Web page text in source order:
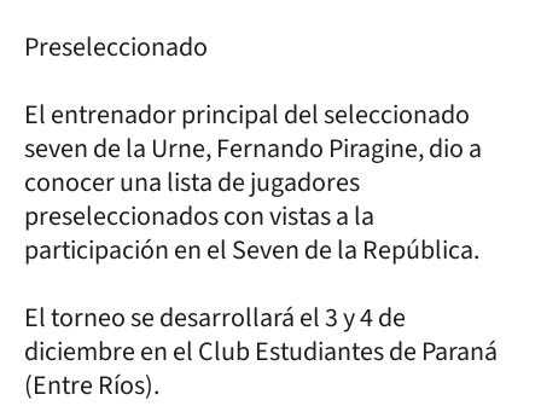
Preseleccionado
El entrenador principal del seleccionado
seven de la Urne, Fernando Piragine, dio a
conocer una lista de jugadores
preseleccionados con vistas a la
participación en el Seven de la República.
El torneo se desarrollará el 3 y 4 de
diciembre en el Club Estudiantes de Paraná
(Entre Ríos).